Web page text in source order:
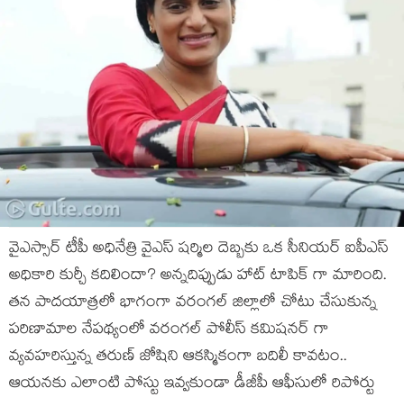
వైఎస్సార్ టీపీ అధినేత్రి వైఎస్ షర్మిల దెబ్బకు ఒక సీనియర్ ఐపీఎస్
అధికారి కుర్చీ కదిలిందా? అన్నదిప్పుడు హాట్ టాపిక్ గా మారింది.
తన పాదయాత్రలో భాగంగా వరంగల్ జిల్లాలో చోటు చేసుకున్న
పరిణామాల నేపథ్యంలో వరంగల్ పోలీస్ కమిషనర్ గా
వ్యవహరిస్తున్న తరుణ్ జోషిని ఆకస్మికంగా బదిలీ కావటం..
ఆయనకు ఎలాంటి పోస్టు ఇవ్వకుండా డీజీపీ ఆఫీసులో రిపోర్టు